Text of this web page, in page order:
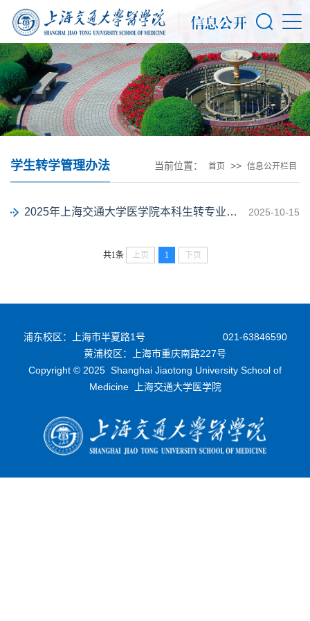
学生转学管理办法 当前位置： 首页 >> 信息公开栏目
2025年上海交通大学医学院本科生转专业实施细则 2025-10-15
共1条 上页 1 下页
浦东校区：上海市半夏路1号 021-63846590
黄浦校区：上海市重庆南路227号
Copyright © 2025 Shanghai Jiaotong University School of
Medicine 上海交通大学医学院